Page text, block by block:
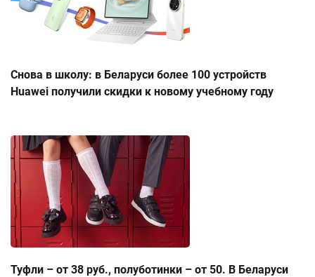
Снова в школу: в Беларуси более 100 устройств
Huawei получили скидки к новому учебному году
Туфли – от 38 руб., полуботинки – от 50. В Беларуси